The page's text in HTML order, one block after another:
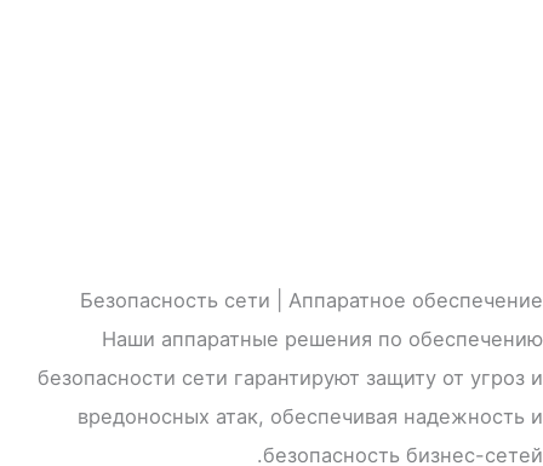
Безопасность сети | Аппаратное обеспечение
Наши аппаратные решения по обеспечению
безопасности сети гарантируют защиту от угроз и
вредоносных атак, обеспечивая надежность и
безопасность бизнес-сетей.